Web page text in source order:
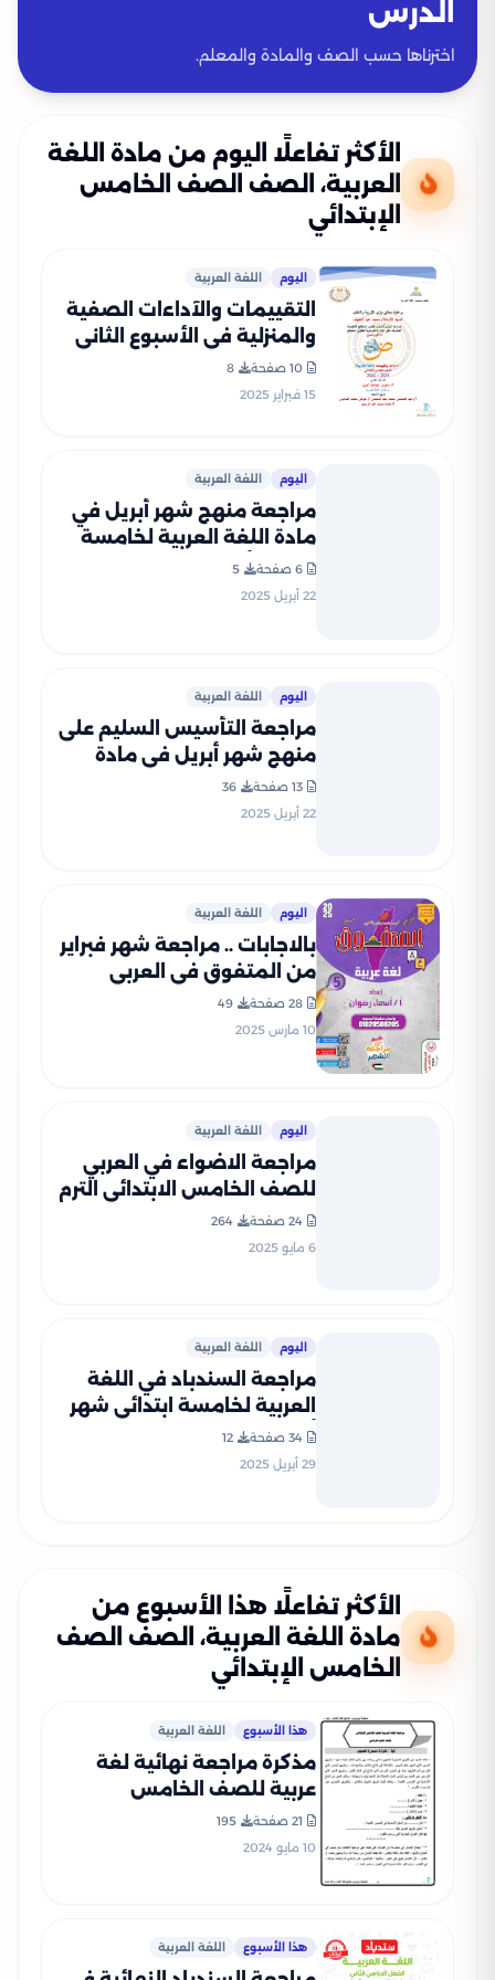
الدرس
اخترناها حسب الصف والمادة والمعلم.
الأكثر تفاعلًا اليوم من مادة اللغة
العربية، الصف الصف الخامس
الإبتدائي
اليوم اللغة العربية
التقييمات والآداءات الصفية
والمنزلية في الأسبوع الثاني
في العربي للصف الخامس
10 صفحة
8
15 فبراير 2025
اليوم اللغة العربية
مراجعة منهج شهر أبريل في
مادة اللغة العربية لخامسة
من كتاب التأسيس السليم
6 صفحة
5
22 أبريل 2025
اليوم اللغة العربية
مراجعة التأسيس السليم على
منهج شهر أبريل في مادة
بصيغة PDF
13 صفحة
36
22 أبريل 2025
اليوم اللغة العربية
بالاجابات .. مراجعة شهر فبراير
من المتفوق في العربي
لخامسه ابتدائي الترم الثاني
2025 بصيغة PDF
28 صفحة
49
10 مارس 2025
اليوم اللغة العربية
مراجعة الاضواء في العربي
للصف الخامس الابتدائي الترم
الثاني PDF بالاجابات
24 صفحة
264
6 مايو 2025
اليوم اللغة العربية
مراجعة السندباد في اللغة
العربية لخامسة ابتدائي شهر
أبريل 2025 بصيغة PDF
34 صفحة
12
29 أبريل 2025
الأكثر تفاعلًا هذا الأسبوع من
مادة اللغة العربية، الصف الصف
الخامس الإبتدائي
هذا الأسبوع اللغة العربية
مذكرة مراجعة نهائية لغة
عربية للصف الخامس
الابتدائي الترم الثاني
21 صفحة
195
10 مايو 2024
هذا الأسبوع اللغة العربية